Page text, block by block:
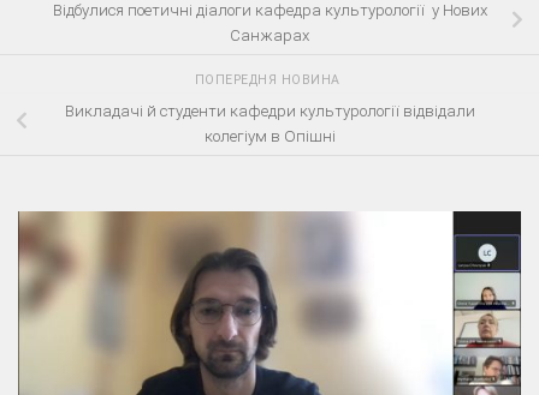
Відбулися поетичні діалоги кафедра культурології у Нових
Санжарах
ПОПЕРЕДНЯ НОВИНА
Викладачі й студенти кафедри культурології відвідали
колегіум в Опішні